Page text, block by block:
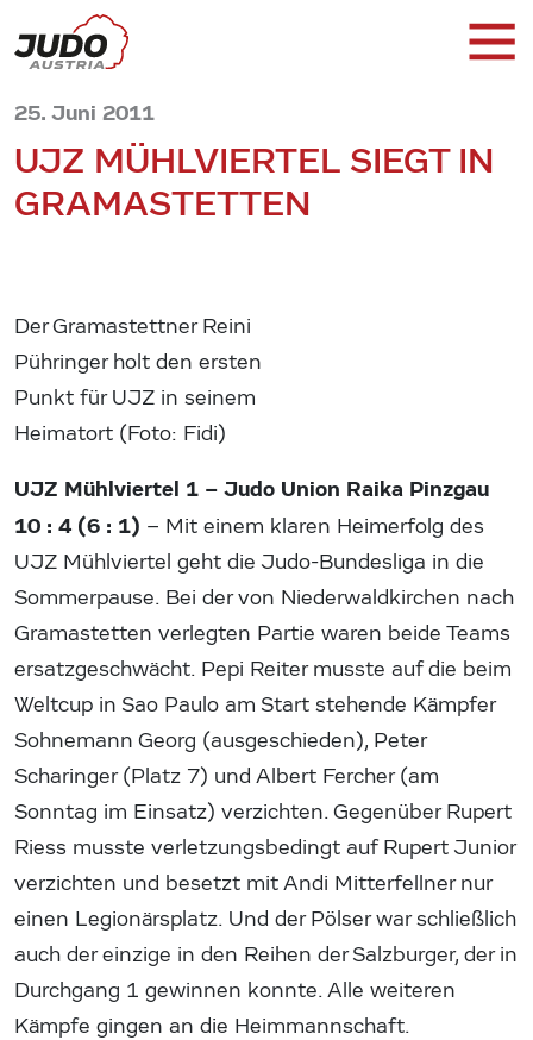
25. Juni 2011
UJZ MÜHLVIERTEL SIEGT IN
GRAMASTETTEN
Der Gramastettner Reini
Pühringer holt den ersten
Punkt für UJZ in seinem
Heimatort (Foto: Fidi)
UJZ Mühlviertel 1 – Judo Union Raika Pinzgau
10 : 4 (6 : 1) – Mit einem klaren Heimerfolg des
UJZ Mühlviertel geht die Judo-Bundesliga in die
Sommerpause. Bei der von Niederwaldkirchen nach
Gramastetten verlegten Partie waren beide Teams
ersatzgeschwächt. Pepi Reiter musste auf die beim
Weltcup in Sao Paulo am Start stehende Kämpfer
Sohnemann Georg (ausgeschieden), Peter
Scharinger (Platz 7) und Albert Fercher (am
Sonntag im Einsatz) verzichten. Gegenüber Rupert
Riess musste verletzungsbedingt auf Rupert Junior
verzichten und besetzt mit Andi Mitterfellner nur
einen Legionärsplatz. Und der Pölser war schließlich
auch der einzige in den Reihen der Salzburger, der in
Durchgang 1 gewinnen konnte. Alle weiteren
Kämpfe gingen an die Heimmannschaft.